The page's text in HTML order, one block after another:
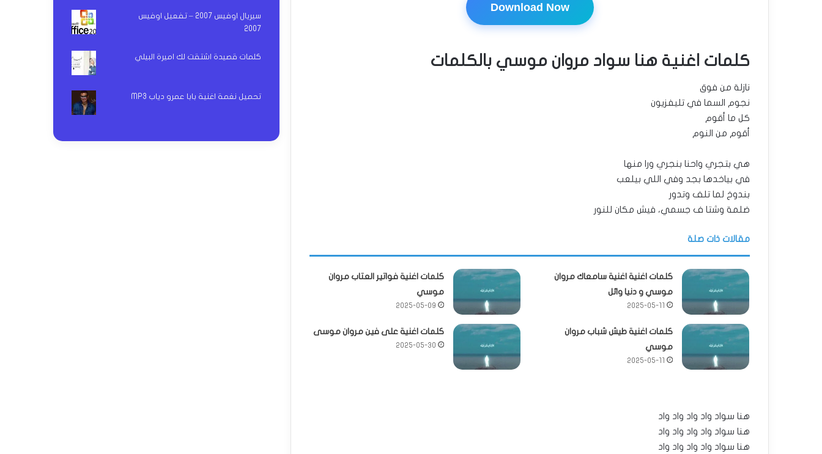
Download Now
كلمات اغنية هنا سواد مروان موسي بالكلمات
نازلة من فوق
نجوم السما في تليفزيون
كل ما أقوم
أقوم من النوم
هي بتجري واحنا بنجري ورا منها
في بياخدها بجد وفي اللي بيلعب
بندوخ لما تلف وتدور
ضلمة وشتا ف جسمي، فيش مكان للنور
مقالات ذات صلة
كلمات اغنية اغنية سامعاك مروان
موسي و دنيا وائل
2025-05-11
كلمات اغنية فواتير العتاب مروان
موسي
2025-05-09
كلمات اغنية طيش شباب مروان
موسي
2025-05-11
كلمات اغنية على فين مروان موسى
2025-05-30
هنا سواد واد واد واد واد
هنا سواد واد واد واد واد
هنا سواد واد واد واد واد
سيريال اوفيس 2007 – تفعيل اوفيس
2007
كلمات قصيدة اشتقت لك اميرة البيلي
تحميل نغمة اغنية بابا عمرو دياب MP3